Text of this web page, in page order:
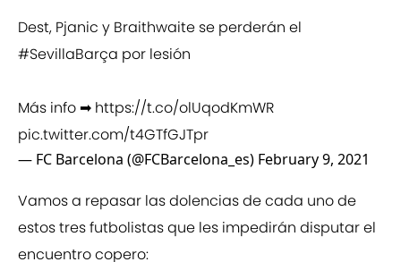
Dest, Pjanic y Braithwaite se perderán el
#SevillaBarça por lesión
Más info ➡ https://t.co/olUqodKmWR
pic.twitter.com/t4GTfGJTpr
— FC Barcelona (@FCBarcelona_es) February 9, 2021
Vamos a repasar las dolencias de cada uno de
estos tres futbolistas que les impedirán disputar el
encuentro copero: